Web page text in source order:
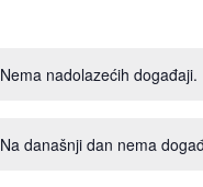
Nema nadolazećih događaji.
Na današnji dan nema